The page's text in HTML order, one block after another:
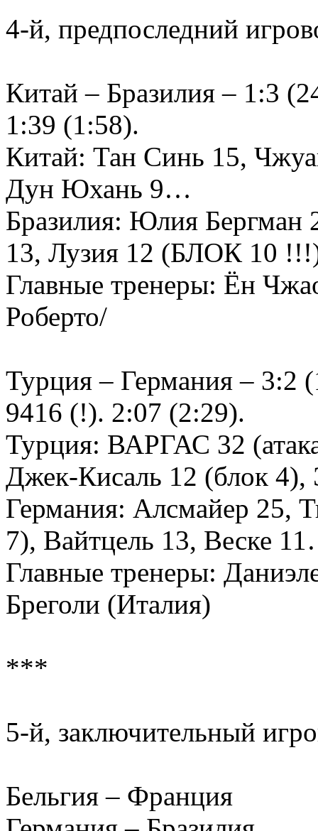
4-й, предпоследний
Китай – Бразилия – 1:3
1:39 (1:58).
Китай: Тан Синь 15,
Дун Юхань 9…
Бразилия: Юлия Бергман
13, Лузия 12 (БЛОК 10
Главные тренеры: Ён
Роберто/
Турция – Германия – 3:2
9416 (!). 2:07 (2:29).
Турция: ВАРГАС 32
Джек-Кисаль 12 (блок
Германия: Алсмайер 25,
7), Вайтцель 13, Веске
Главные тренеры:
Бреголи (Италия)
***
5-й, заключительный
Бельгия – Франция